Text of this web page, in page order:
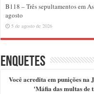
B118 – Três sepultamentos em
agosto
5 de agosto de 2026
Enquetes
Você acredita em punições na
'Máfia das multas de